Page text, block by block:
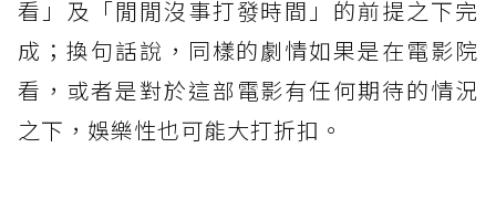
看」及「閒閒沒事打發時間」的前提之下完
成；換句話說，同樣的劇情如果是在電影院
看，或者是對於這部電影有任何期待的情況
之下，娛樂性也可能大打折扣。